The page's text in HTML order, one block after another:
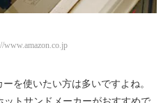
www.amazon.co.jp
を使いたい方は多いですよね。